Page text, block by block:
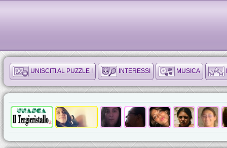
UNISCITI AL PUZZLE ! INTERESSI MUSICA